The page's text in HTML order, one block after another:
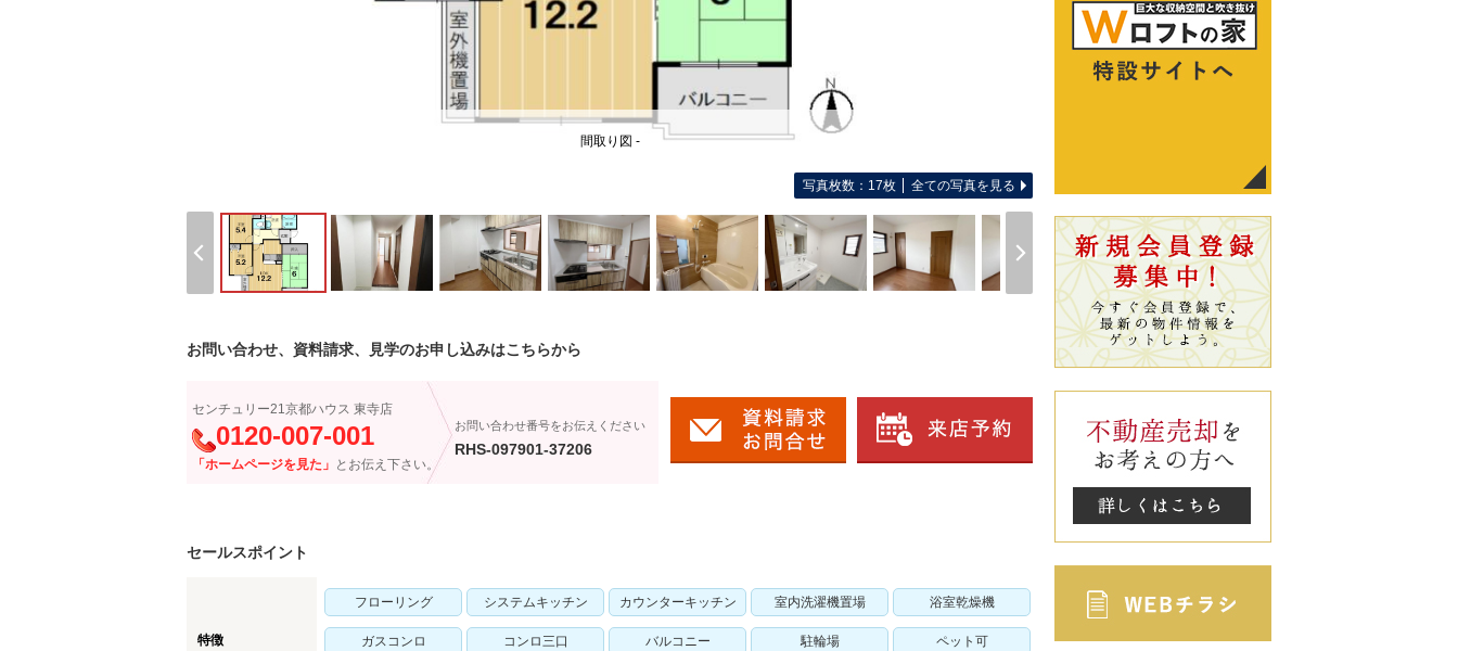
間取り図 -
写真枚数：17枚 全ての写真を見る
お問い合わせ、資料請求、見学のお申し込みはこちらから
センチュリー21京都ハウス 東寺店
0120-007-001
「ホームページを見た」 とお伝え下さい。
お問い合わせ番号をお伝えください
RHS-097901-37206
セールスポイント
特徴
フローリング システムキッチン カウンターキッチン 室内洗濯機置場 浴室乾燥機
ガスコンロ コンロ三口 バルコニー 駐輪場 ペット可